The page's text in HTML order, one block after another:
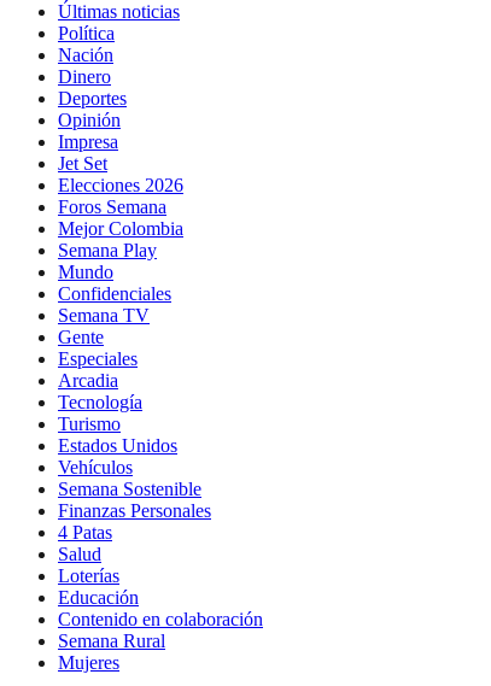
Últimas noticias
Política
Nación
Dinero
Deportes
Opinión
Impresa
Jet Set
Elecciones 2026
Foros Semana
Mejor Colombia
Semana Play
Mundo
Confidenciales
Semana TV
Gente
Especiales
Arcadia
Tecnología
Turismo
Estados Unidos
Vehículos
Semana Sostenible
Finanzas Personales
4 Patas
Salud
Loterías
Educación
Contenido en colaboración
Semana Rural
Mujeres